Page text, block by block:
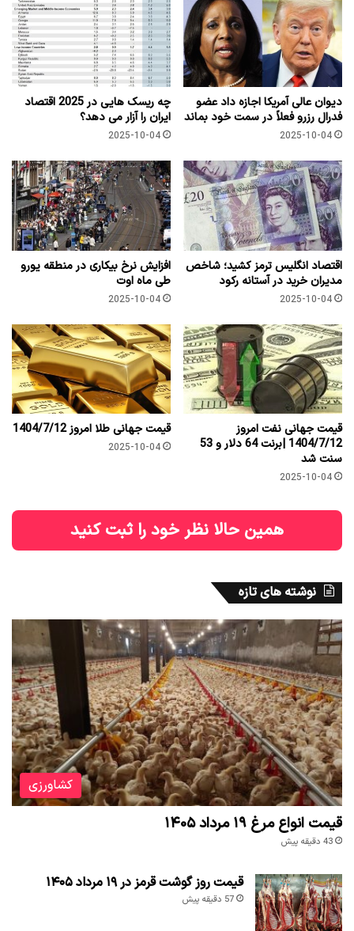
دیوان عالی آمریکا اجازه داد عضو
فدرال رزرو فعلاً در سمت خود بماند
2025-10-04
چه ریسک هایی در 2025 اقتصاد
ایران را آزار می دهد؟
2025-10-04
اقتصاد انگلیس ترمز کشید؛ شاخص
مدیران خرید در آستانه رکود
2025-10-04
افزایش نرخ بیکاری در منطقه یورو
طی ماه اوت
2025-10-04
قیمت جهانی نفت امروز
1404/7/12 |برنت 64 دلار و 53
سنت شد
2025-10-04
قیمت جهانی طلا امروز 1404/7/12
2025-10-04
همین حالا نظر خود را ثبت کنید
نوشته های تازه
کشاورزی
قیمت انواع مرغ ۱۹ مرداد ۱۴۰۵
43 دقیقه پیش
قیمت روز گوشت قرمز در ۱۹ مرداد ۱۴۰۵
57 دقیقه پیش